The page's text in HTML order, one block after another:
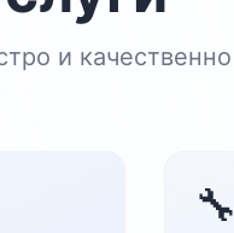
и качественно
🔧